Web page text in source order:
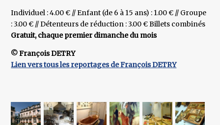
Individuel : 4.00 € // Enfant (de 6 à 15 ans) : 1.00 € // Groupe
: 3.00 € // Détenteurs de réduction : 3.00 € Billets combinés
Gratuit, chaque premier dimanche du mois
© François DETRY
Lien vers tous les reportages de François DETRY